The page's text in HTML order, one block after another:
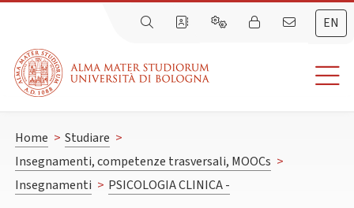
EN
Home > Studiare >
Insegnamenti, competenze trasversali, MOOCs >
Insegnamenti > PSICOLOGIA CLINICA -